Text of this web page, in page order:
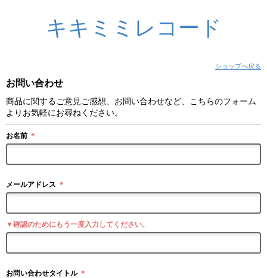
キキミミレコード
ショップへ戻る
お問い合わせ
商品に関するご意見ご感想、お問い合わせなど、こちらのフォーム
よりお気軽にお尋ねください。
お名前 ＊
メールアドレス ＊
▼確認のためにもう一度入力してください。
お問い合わせタイトル ＊